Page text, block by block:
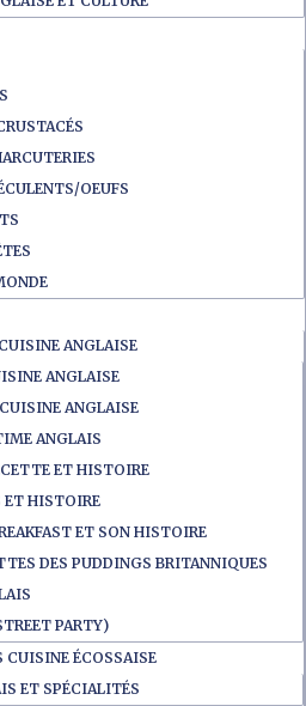
OEUFS
ANGLAISE
ANGLAISE
ANGLAISE
ANGLAIS
ET HISTOIRE
ET HISTOIRE
ET SON HISTOIRE
DES PUDDINGS BRITANNIQUES
PARTY)
CUISINE ÉCOSSAISE
ET SPÉCIALITÉS